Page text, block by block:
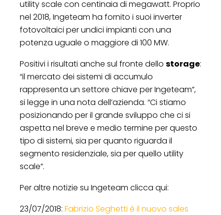
utility scale con centinaia di megawatt. Proprio
nel 2018, Ingeteam ha fornito i suoi inverter
fotovoltaici per undici impianti con una
potenza uguale o maggiore di 100 MW.
Positivi i risultati anche sul fronte dello storage:
“il mercato dei sistemi di accumulo
rappresenta un settore chiave per Ingeteam”,
si legge in una nota dell’azienda. “Ci stiamo
posizionando per il grande sviluppo che ci si
aspetta nel breve e medio termine per questo
tipo di sistemi, sia per quanto riguarda il
segmento residenziale, sia per quello utility
scale”.
Per altre notizie su Ingeteam clicca qui:
23/07/2018: Fabrizio Seghetti è il nuovo sales